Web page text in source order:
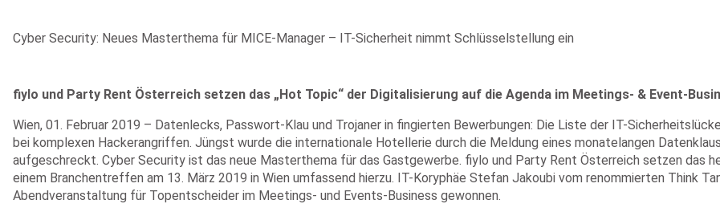
Cyber Security: Neues Masterthema für MICE-Manager – IT-Sicherheit nimmt Schlüsselstellung ein
fiylo und Party Rent Österreich setzen das „Hot Topic“ der Digitalisierung auf die Agenda im Meetings- & Event-
Wien, 01. Februar 2019 – Datenlecks, Passwort-Klau und Trojaner in fingierten Bewerbungen: Die Liste der IT-
bei komplexen Hackerangriffen. Jüngst wurde die internationale Hotellerie durch die Meldung eines monatelangen
aufgeschreckt. Cyber Security ist das neue Masterthema für das Gastgewerbe. fiylo und Party Rent Österreich setzen das
einem Branchentreffen am 13. März 2019 in Wien umfassend hierzu. IT-Koryphäe Stefan Jakoubi vom renommierten Think
Abendveranstaltung für Topentscheider im Meetings- und Events-Business gewonnen.